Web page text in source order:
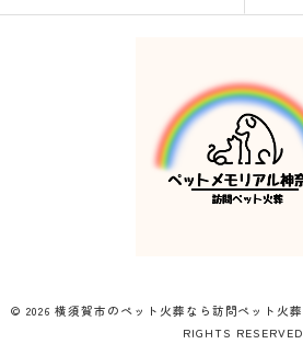
© 2026 横須賀市のペット火葬なら訪問ペット火
RIGHTS